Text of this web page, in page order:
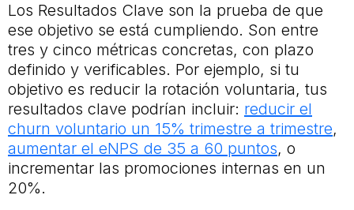
Los Resultados Clave son la prueba de que
ese objetivo se está cumpliendo. Son entre
tres y cinco métricas concretas, con plazo
definido y verificables. Por ejemplo, si tu
objetivo es reducir la rotación voluntaria, tus
resultados clave podrían incluir: reducir el
churn voluntario un 15% trimestre a trimestre,
aumentar el eNPS de 35 a 60 puntos, o
incrementar las promociones internas en un
20%.